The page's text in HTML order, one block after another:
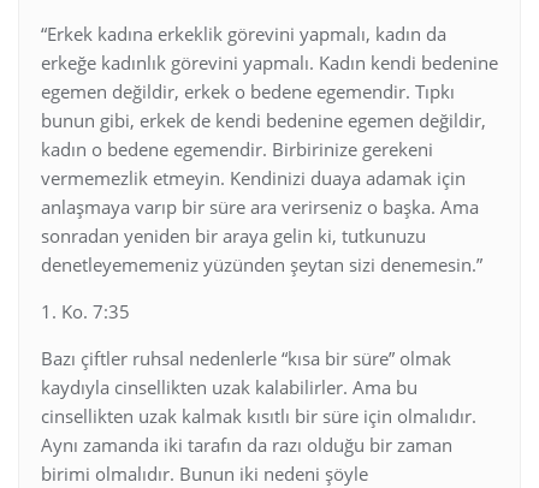
“Erkek kadına erkeklik görevini yapmalı, kadın da
erkeğe kadınlık görevini yapmalı. Kadın kendi bedenine
egemen değildir, erkek o bedene egemendir. Tıpkı
bunun gibi, erkek de kendi bedenine egemen değildir,
kadın o bedene egemendir. Birbirinize gerekeni
vermemezlik etmeyin. Kendinizi duaya adamak için
anlaşmaya varıp bir süre ara verirseniz o başka. Ama
sonradan yeniden bir araya gelin ki, tutkunuzu
denetleyememeniz yüzünden şeytan sizi denemesin.”
1. Ko. 7:35
Bazı çiftler ruhsal nedenlerle “kısa bir süre” olmak
kaydıyla cinsellikten uzak kalabilirler. Ama bu
cinsellikten uzak kalmak kısıtlı bir süre için olmalıdır.
Aynı zamanda iki tarafın da razı olduğu bir zaman
birimi olmalıdır. Bunun iki nedeni şöyle